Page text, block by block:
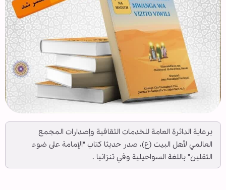
برعاية الدائرة العامة للخدمات الثقافية وإصدارات المجمع
العالمي لأهل البيت (ع)، صدر حديثا كتاب "الإمامة على ضوء
الثقلين" باللغة السواحيلية وفي تنزانيا .